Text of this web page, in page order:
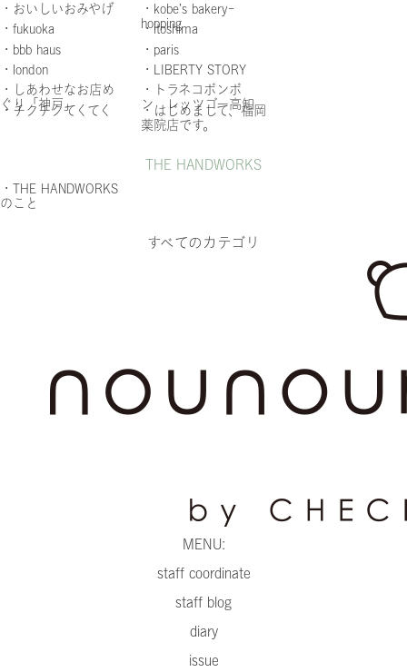
・おいしいおみやげ
・kobe’s bakery-
hopping
・fukuoka
・itoshima
・bbb haus
・paris
・london
・LIBERTY STORY
・しあわせなお店め
ぐり「神戸」
・トラネコボンボ
ン レッツゴー高知
・チクチクてくてく
・はじめまして、福岡
薬院店です。
THE HANDWORKS
・THE HANDWORKS
のこと
すべてのカテゴリ
MENU:
staff coordinate
staff blog
diary
issue